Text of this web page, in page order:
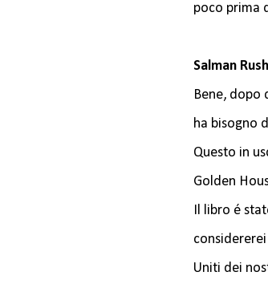
poco prima
Salman
Bene, dopo
ha bisogno
Questo in
Golden
Il libro é
Uniti dei